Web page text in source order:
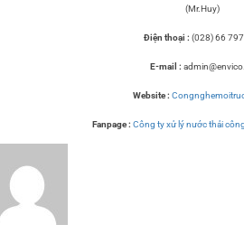
(Mr.Huy)
Điện thoại : (028) 66
E-mail :
Website :
Fanpage : Công ty xử lý nước thải